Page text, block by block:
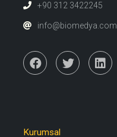
+90 312 3422245
info@biomedya.com
Kurumsal